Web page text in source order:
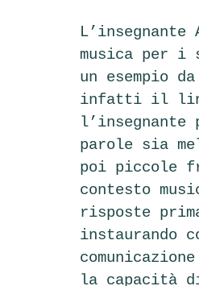
L’insegnante
musica per
un esempio
infatti il
l’insegnante
parole sia
poi piccole
contesto
risposte
instaurando
la capacità